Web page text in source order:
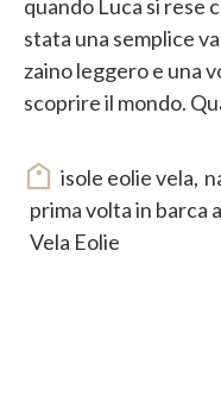
quando Luca si rese
stata una semplice
zaino leggero e una
scoprire il mondo.
isole eolie vela,
prima volta in barca
Vela Eolie